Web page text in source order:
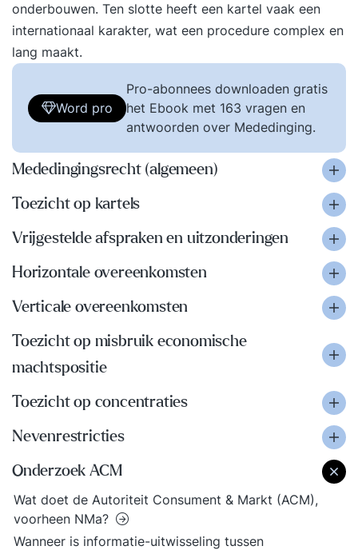
onderbouwen. Ten slotte heeft een kartel vaak een
internationaal karakter, wat een procedure complex en
lang maakt.
Word pro
Pro-abonnees downloaden gratis
het Ebook met 163 vragen en
antwoorden over Mededinging.
Mededingingsrecht (algemeen)
Toezicht op kartels
Vrijgestelde afspraken en uitzonderingen
Horizontale overeenkomsten
Verticale overeenkomsten
Toezicht op misbruik economische
machtspositie
Toezicht op concentraties
Nevenrestricties
Onderzoek ACM
Wat doet de Autoriteit Consument & Markt (ACM),
voorheen NMa?
Wanneer is informatie-uitwisseling tussen